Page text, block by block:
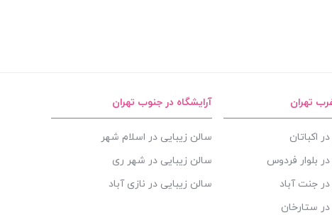
تهران
اکباتان
بلوار فردوس
جنت آباد
ستارخان
آرایشگاه در جنوب تهران
سالن زیبایی در اسلام شهر
سالن زیبایی در شهر ری
سالن زیبایی در نازی آباد